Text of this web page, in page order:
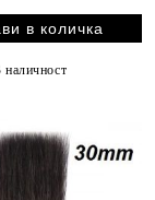
наличност